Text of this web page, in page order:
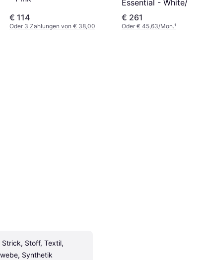
€ 114
Oder 3 Zahlungen von € 38,00
Essential - White/
Grey/Black
€ 261
Oder € 45,63/Mon.¹
Strick, Stoff, Textil,
Synthetik